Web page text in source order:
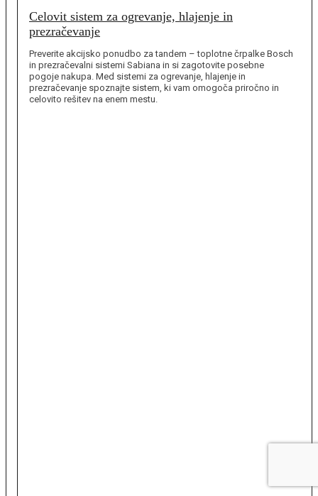
Celovit sistem za ogrevanje, hlajenje in
prezračevanje
Preverite akcijsko ponudbo za tandem – toplotne črpalke Bosch
in prezračevalni sistemi Sabiana in si zagotovite posebne
pogoje nakupa. Med sistemi za ogrevanje, hlajenje in
prezračevanje spoznajte sistem, ki vam omogoča priročno in
celovito rešitev na enem mestu.